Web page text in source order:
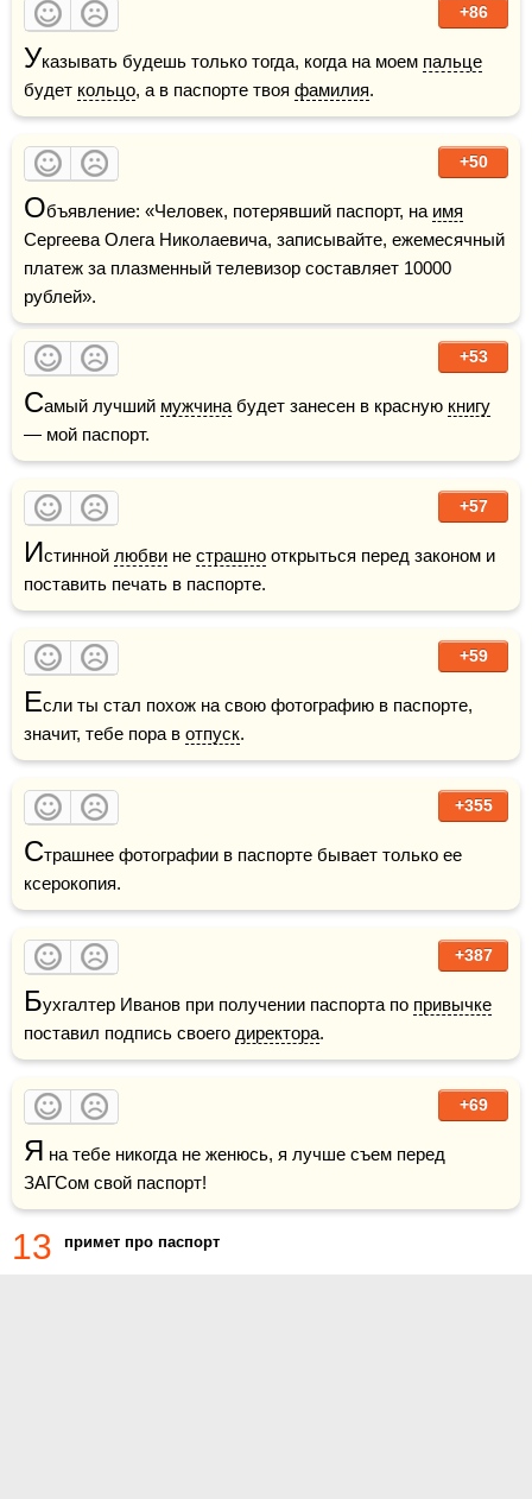
+86
Указывать будешь только тогда, когда на моем пальце
будет кольцо, а в паспорте твоя фамилия.
+50
Объявление: «Человек, потерявший паспорт, на имя
Сергеева Олега Николаевича, записывайте, ежемесячный
платеж за плазменный телевизор составляет 10000
рублей».
+53
Самый лучший мужчина будет занесен в красную книгу
— мой паспорт.
+57
Истинной любви не страшно открыться перед законом и
поставить печать в паспорте.
+59
Если ты стал похож на свою фотографию в паспорте,
значит, тебе пора в отпуск.
+355
Страшнее фотографии в паспорте бывает только ее
ксерокопия.
+387
Бухгалтер Иванов при получении паспорта по привычке
поставил подпись своего директора.
+69
Я на тебе никогда не женюсь, я лучше съем перед
ЗАГСом свой паспорт!
13 примет про паспорт